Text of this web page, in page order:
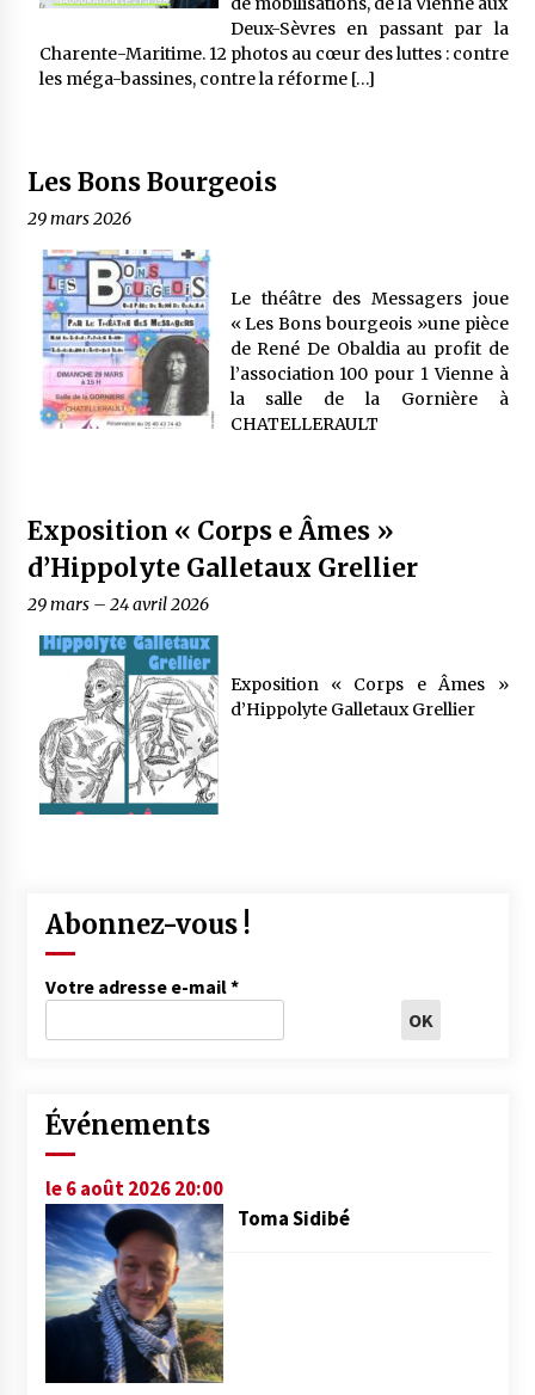
Deux-Sèvres en passant par la
Charente-Maritime. 12 photos au cœur des luttes : contre
les méga-bassines, contre la réforme […]
Les Bons Bourgeois
29 mars 2026
Le théâtre des Messagers joue
« Les Bons bourgeois »une pièce
de René De Obaldia au profit de
l’association 100 pour 1 Vienne à
la salle de la Gornière à
CHATELLERAULT
Exposition « Corps e Âmes »
d’Hippolyte Galletaux Grellier
29 mars– 24 avril 2026
Exposition « Corps e Âmes »
d’Hippolyte Galletaux Grellier
Abonnez-vous !
Votre adresse e-mail*
Événements
le 6 août 2026 20:00
Toma Sidibé